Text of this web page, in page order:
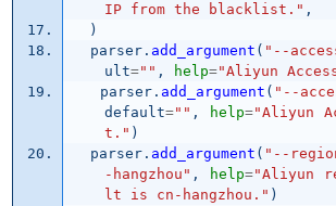
IP from the blacklist. " ,
)
parser. add_argument ( " --
ult="" , help="Aliyun
parser. add_argument ( " --
default="" , help="Aliyun
t. " )
parser. add_argument ( " --
-hangzhou " , help="Aliyun
lt is cn-hangzhou. " )